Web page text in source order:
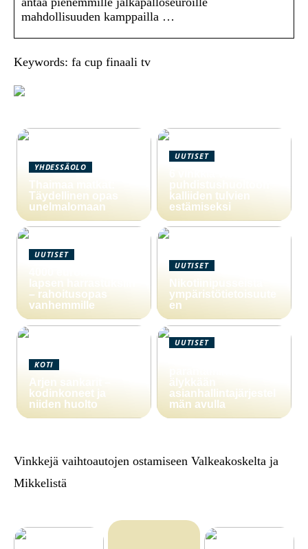
mahdollisuuden kamppailla …
Keywords: fa cup finaali tv
YHDESSÄOLO
Thaimaa matkat:
Täydellinen opas
unelmalomaan
UUTISET
puhdistushuoltoon
kalliiden tulvien
estämiseksi
UUTISET
lapsen harrastuksiin
– rahoitusopas
vanhemmille
UUTISET
Nikotiinipusseista
ympäristötietoisuute
en
KOTI
Arjen sankarit –
kodinkoneet ja
niiden huolto
UUTISET
älykkään
asianhallintajärjestel
män avulla
Vinkkejä vaihtoautojen ostamiseen Valkeakoskelta ja
Mikkelistä